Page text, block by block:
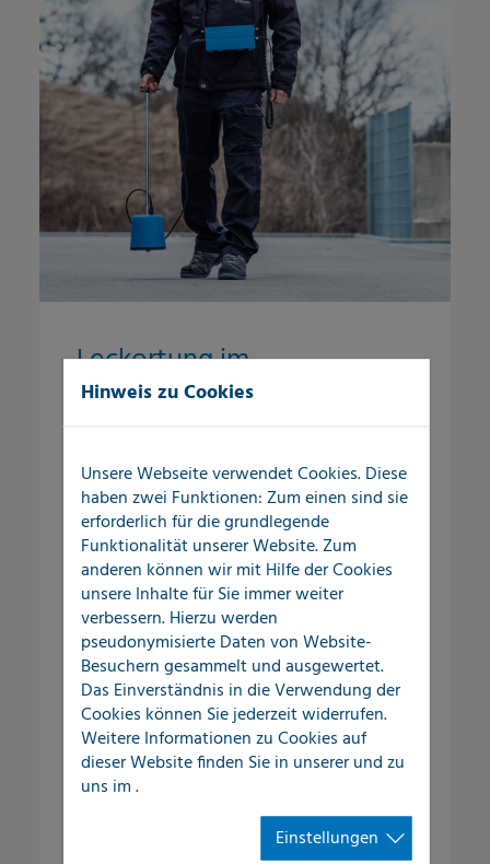
Leckortung im
Außenbereich
Wasserverluste und Schadensereignisse
im Versorgungssystem kosten
Kommunen und gewerbliche
Unternehmen nicht nur Geld, sondern
vor allem auch Zeit, Nerven und eine
Menge Organisationsaufwand.
Selbst kleine Undichtigkeiten im
Versorgungsnetz können über einen
längeren Zeitraum große
Wassermengen austreten lassen und so
den Schadensfall kontinuierlich
vergrößern.
Leckortung im Außenbereich
Hinweis zu Cookies
Unsere Webseite verwendet Cookies. Diese
haben zwei Funktionen: Zum einen sind sie
erforderlich für die grundlegende
Funktionalität unserer Website. Zum
anderen können wir mit Hilfe der Cookies
unsere Inhalte für Sie immer weiter
verbessern. Hierzu werden
pseudonymisierte Daten von Website-
Besuchern gesammelt und ausgewertet.
Das Einverständnis in die Verwendung der
Cookies können Sie jederzeit widerrufen.
Weitere Informationen zu Cookies auf
dieser Website finden Sie in unsererund zu
uns im.
Einstellungen